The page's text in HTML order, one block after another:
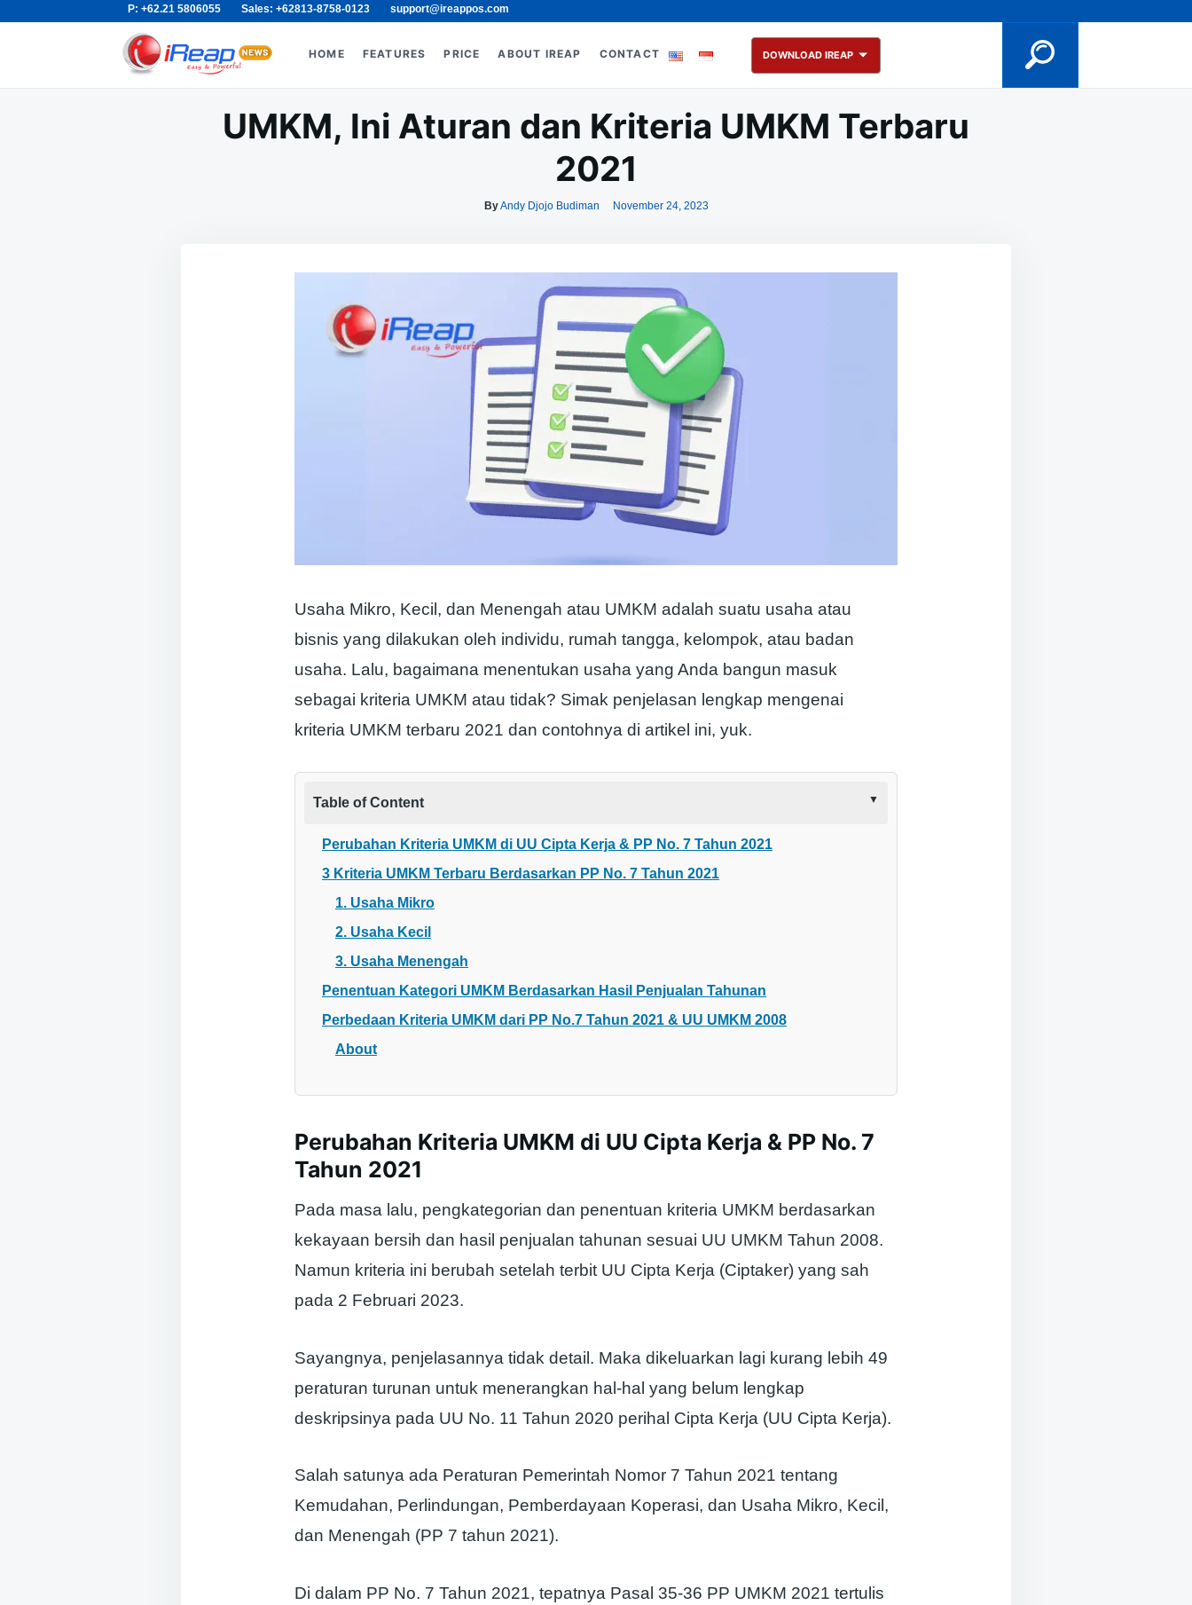
P: +62.21 5806055 Sales: +62813-8758-0123 support@ireappos.com
Search
HOME FEATURES PRICE ABOUT IREAP CONTACT DOWNLOAD IREAP
UMKM, Ini Aturan dan Kriteria UMKM Terbaru
2021
ByAndy Djojo Budiman November 24, 2023
Usaha Mikro, Kecil, dan Menengah atau UMKM adalah suatu usaha atau
bisnis yang dilakukan oleh individu, rumah tangga, kelompok, atau badan
usaha. Lalu, bagaimana menentukan usaha yang Anda bangun masuk
sebagai kriteria UMKM atau tidak? Simak penjelasan lengkap mengenai
kriteria UMKM terbaru 2021 dan contohnya di artikel ini, yuk.
Table of Content
Perubahan Kriteria UMKM di UU Cipta Kerja & PP No. 7 Tahun 2021
3 Kriteria UMKM Terbaru Berdasarkan PP No. 7 Tahun 2021
1. Usaha Mikro
2. Usaha Kecil
3. Usaha Menengah
Penentuan Kategori UMKM Berdasarkan Hasil Penjualan Tahunan
Perbedaan Kriteria UMKM dari PP No.7 Tahun 2021 & UU UMKM 2008
About
Perubahan Kriteria UMKM di UU Cipta Kerja & PP No. 7
Tahun 2021
Pada masa lalu, pengkategorian dan penentuan kriteria UMKM berdasarkan
kekayaan bersih dan hasil penjualan tahunan sesuai UU UMKM Tahun 2008.
Namun kriteria ini berubah setelah terbit UU Cipta Kerja (Ciptaker) yang sah
pada 2 Februari 2023.
Sayangnya, penjelasannya tidak detail. Maka dikeluarkan lagi kurang lebih 49
peraturan turunan untuk menerangkan hal-hal yang belum lengkap
deskripsinya pada UU No. 11 Tahun 2020 perihal Cipta Kerja (UU Cipta Kerja).
Salah satunya ada Peraturan Pemerintah Nomor 7 Tahun 2021 tentang
Kemudahan, Perlindungan, Pemberdayaan Koperasi, dan Usaha Mikro, Kecil,
dan Menengah (PP 7 tahun 2021).
Di dalam PP No. 7 Tahun 2021, tepatnya Pasal 35-36 PP UMKM 2021 tertulis